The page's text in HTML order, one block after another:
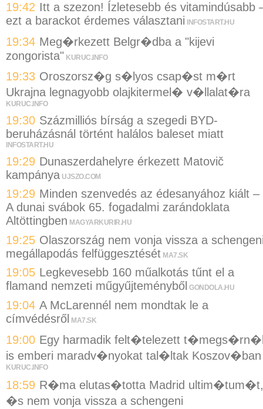
19:42 Itt a szezon! Ízletesebb és vitamindúsabb
ezt a barackot érdemes választani
INFOSTART.HU
19:34 Meg�rkezett Belgr�dba a "kijevi
zongorista" KURUC.INFO
19:33 Oroszorsz�g s�lyos csap�st m�rt
Ukrajna legnagyobb olajkitermel� v�llalat�ra
KURUC.INFO
19:30 Százmilliós bírság a szegedi BYD-
beruházásnál történt halálos baleset miatt
INFOSTART.HU
19:29 Dunaszerdahelyre érkezett Matovič
kampánya UJSZO.COM
19:29 Minden szenvedés az édesanyához kiált –
A dunai svábok 65. fogadalmi zarándoklata
Altöttingben MAGYARKURIR.HU
19:25 Olaszország nem vonja vissza a
megállapodás felfüggesztését MA7.SK
19:05 Legkevesebb 160 műalkotás tűnt el a
flamand nemzeti műgyűjteményből GONDOLA.HU
19:04 A McLarennél nem mondtak le a
címvédésről
MA7.SK
19:00 Egy harmadik felt�telezett
is emberi maradv�nyokat tal�ltak Koszov�ban
KURUC.INFO
18:59 R�ma elutas�totta Madrid ultim�tum�t,
�s nem vonja vissza a schengeni